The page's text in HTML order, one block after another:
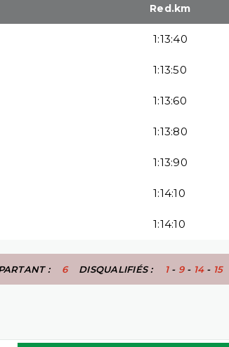
Red.km
1:13:40
1:13:50
1:13:60
1:13:80
1:13:90
1:14:10
1:14:10
: 6 DISQUALIFIÉS : 1- 9- 14- 15